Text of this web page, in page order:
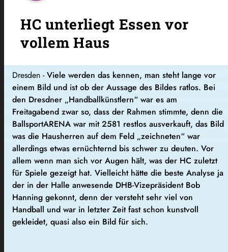
HC unterliegt Essen vor
vollem Haus
Dresden -Viele werden das kennen, man steht lange vor
einem Bild und ist ob der Aussage des Bildes ratlos. Bei
den Dresdner „Handballkünstlern“ war es am
Freitagabend zwar so, dass der Rahmen stimmte, denn die
BallsportARENA war mit 2581 restlos ausverkauft, das Bild
was die Hausherren auf dem Feld „zeichneten“ war
allerdings etwas ernüchternd bis schwer zu deuten. Vor
allem wenn man sich vor Augen hält, was der HC zuletzt
für Spiele gezeigt hat. Vielleicht hätte die beste Analyse ja
der in der Halle anwesende DHB-Vizepräsident Bob
Hanning gekonnt, denn der versteht sehr viel von
Handball und war in letzter Zeit fast schon kunstvoll
gekleidet, quasi also ein Bild für sich.